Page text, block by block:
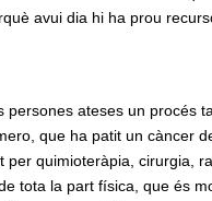
avui dia hi ha prou
ateses un procés
que ha patit un càncer
per quimioteràpia, cirurgia,
tota la part física, que és